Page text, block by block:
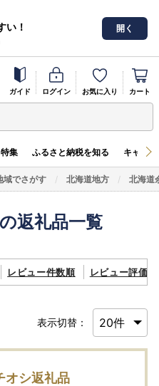
い！
開く
ガイド ログイン お気に入り カート
特集 ふるさと納税を知る キャン
域でさがす 北海道地方 北海道
返礼品一覧
レビュー件数順 レビュー評価順
表示切替：
オシ返礼品